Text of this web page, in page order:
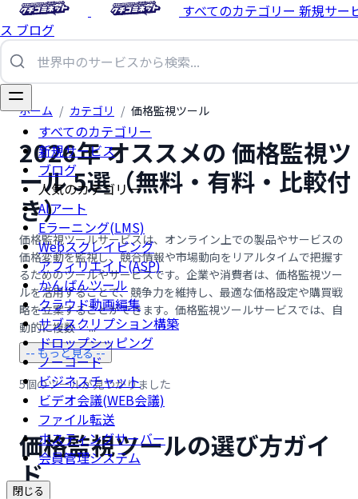
すべてのカテゴリー 新規サー
ス ブログ
すべてのカテゴリー
新規サービス
ブログ
人気のカテゴリー
AIアート
Eラーニング(LMS)
Webスクレイピング
アフィリエイト(ASP)
かんばんツール
クラウド動画編集
サブスクリプション構築
ドロップシッピング
ノーコード
ビジネスチャット
ビデオ会議(WEB会議)
ファイル転送
ホスティングサーバー
会員管理システム
閉じる
ホーム / カテゴリ / 価格監視ツール
2026年 オススメの 価格監視ツ
ール 5選（無料・有料・比較付
き）
価格監視ツールサービスは、オンライン上での製品やサービスの
価格変動を監視し、競合情報や市場動向をリアルタイムで把握す
るためのツールやサービスです。企業や消費者は、価格監視ツー
ルを活用することで、競争力を維持し、最適な価格設定や購買戦
略を立案することができます。価格監視ツールサービスでは、自
動的に複数 …...
-- もっと見る --
5個のツールが見つかりました
価格監視ツールの選び方ガイ
ド